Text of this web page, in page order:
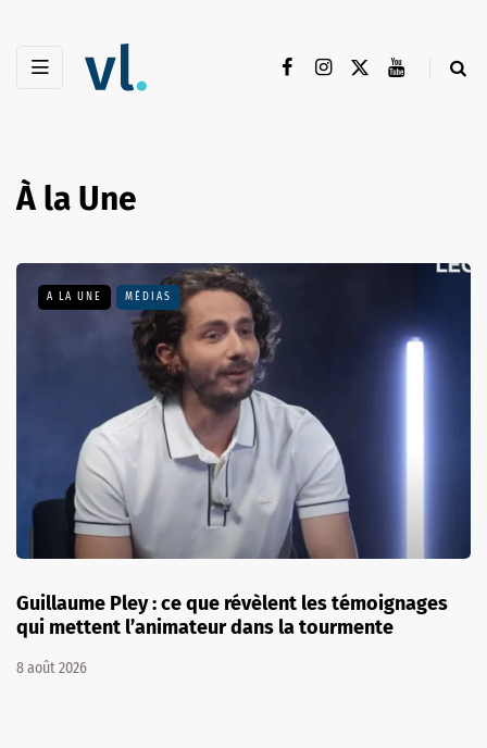
À la Une
A LA UNE SÉRIES TV
Une actrice de la série HPI en difficultés
financières lance un appel aux dons
7 août 2026